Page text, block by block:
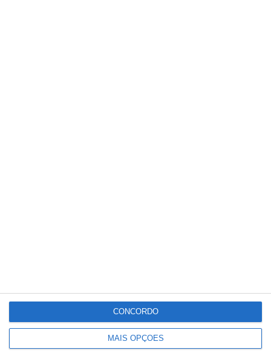
MAIS OPÇÕES
CONCORDO
Deixou o almoço de aniversário para
combater incêndio e foi surpreendida